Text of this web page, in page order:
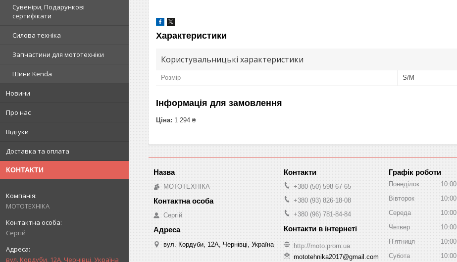
Сувеніри, Подарункові
сертифікати
Силова техніка
Запчастини для мототехніки
Шини Kenda
Новини
Про нас
Відгуки
Доставка та оплата
КОНТАКТИ
МОТОТЕХНІКА
Сергій
вул. Кордуби, 12А, Чернівці, Україна
Характеристики
Користувальницькі характеристики
Розмір S/M
Інформація для замовлення
Ціна: 1 294 ₴
МОТОТЕХНІКА
Сергій
вул. Кордуби, 12А, Чернівці, Україна
+380 (50) 598-67-65
+380 (93) 826-18-08
+380 (96) 781-84-84
http://moto.prom.ua
mototehnika2017@gmail.com
Графік роботи
Понеділок 10:00
Вівторок
10:00
Середа
10:00
Четвер
10:00
Пʼятниця
10:00
Субота
10:00